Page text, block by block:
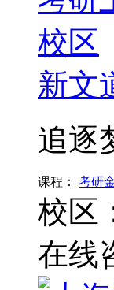
新文
追逐
课程： 考研
校区
在线